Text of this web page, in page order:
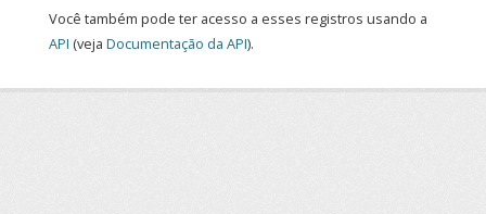
Você também pode ter acesso a esses registros usando a
API (veja Documentação da API).